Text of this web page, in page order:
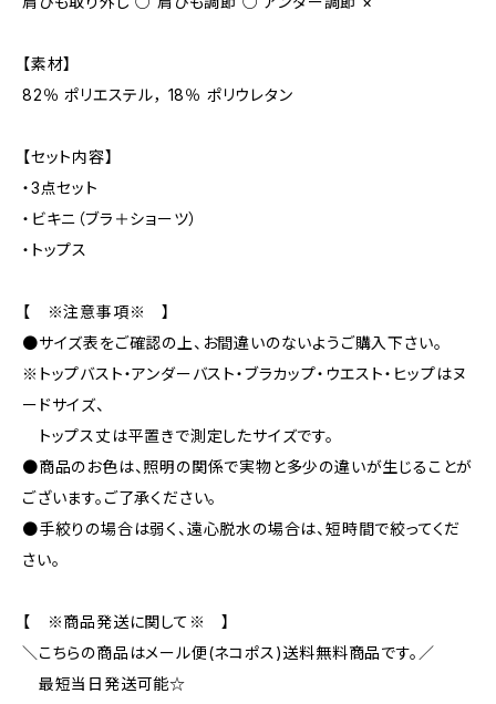
【素材】
82％ ポリエステル， 18％ ポリウレタン
【セット内容】
・3点セット
・ビキニ（ブラ＋ショーツ）
・トップス
【 ※注意事項※ 】
●サイズ表をご確認の上、お間違いのないようご購入下さい。
※トップバスト・アンダーバスト・ブラカップ・ウエスト・ヒップはヌ
ードサイズ、
トップス丈は平置きで測定したサイズです。
●商品のお色は、照明の関係で実物と多少の違いが生じることが
ございます。ご了承ください。
●手絞りの場合は弱く、遠心脱水の場合は、短時間で絞ってくだ
さい。
【 ※商品発送に関して※ 】
＼こちらの商品はメール便(ネコポス)送料無料商品です。／
最短当日発送可能☆